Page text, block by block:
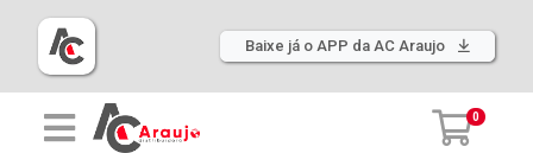
Baixe já o APP da AC Araujo
0